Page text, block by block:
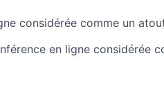
considérée comme un
en ligne considérée